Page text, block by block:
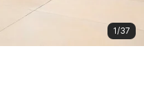
1/37